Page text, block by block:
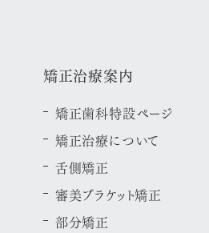
矯正治療案内
矯正歯科特設ページ
矯正治療について
舌側矯正
審美ブラケット矯正
部分矯正